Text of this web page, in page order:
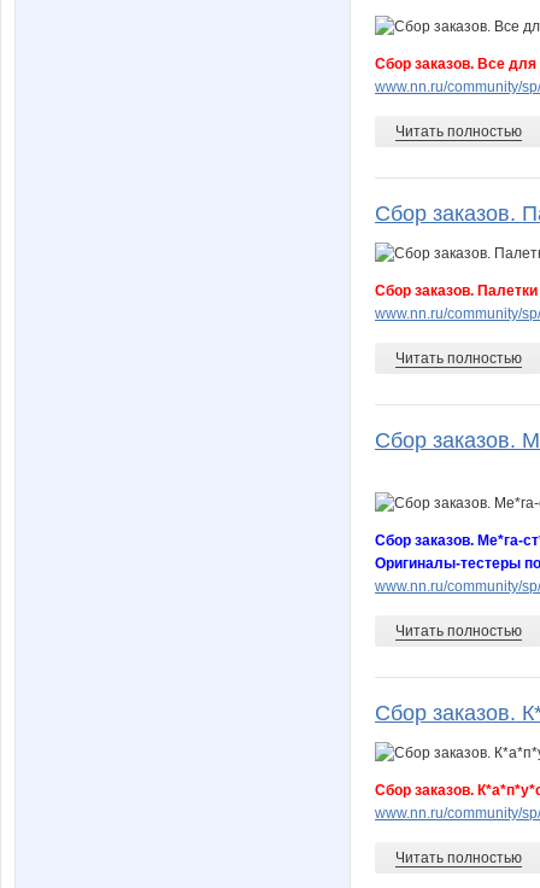
Сбор заказов. Все
www.nn.ru/community/
Читать полностью
Сбор заказов.
Сбор заказов.
www.nn.ru/community/
Читать полностью
Сбор заказов.
Сбор заказов. Ме*га-
Оригиналы-тестеры
www.nn.ru/community/
Читать полностью
Сбор заказов.
Сбор заказов.
www.nn.ru/community/
Читать полностью